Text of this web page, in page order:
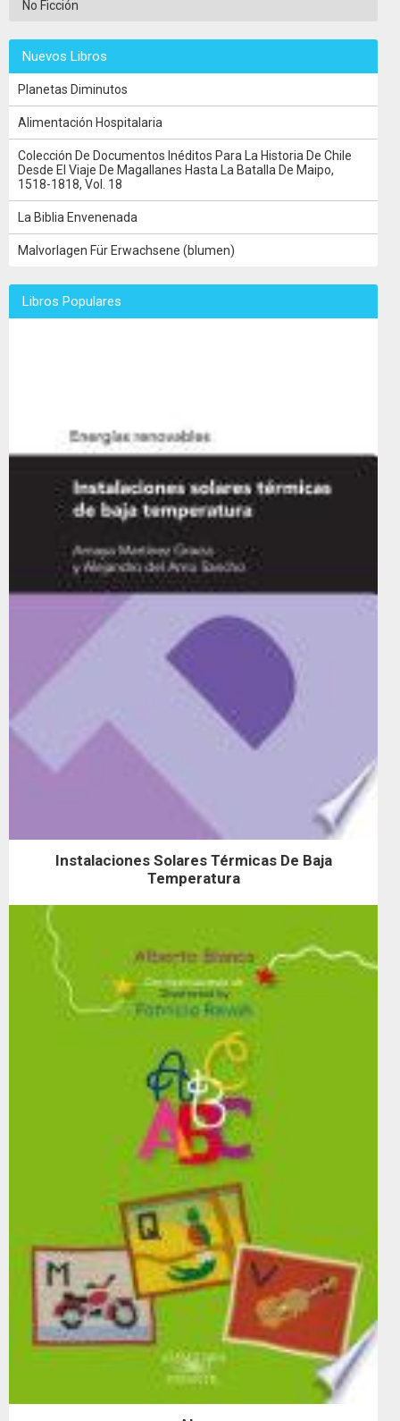
No Ficción
Nuevos Libros
Planetas Diminutos
Alimentación Hospitalaria
Colección De Documentos Inéditos Para La Historia De Chile
Desde El Viaje De Magallanes Hasta La Batalla De Maipo,
1518-1818, Vol. 18
La Biblia Envenenada
Malvorlagen Für Erwachsene (blumen)
Libros Populares
Instalaciones Solares Térmicas De Baja
Temperatura